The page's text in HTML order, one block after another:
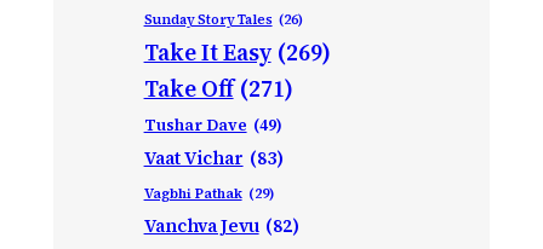
Sunday Story Tales (26)
Take It Easy (269)
Take Off (271)
Tushar Dave (49)
Vaat Vichar (83)
Vagbhi Pathak (29)
Vanchva Jevu (82)